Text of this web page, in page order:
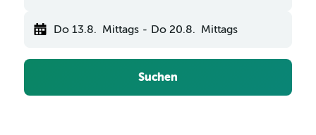
Do 13.8. Mittags - Do 20.8. Mittags
Suchen